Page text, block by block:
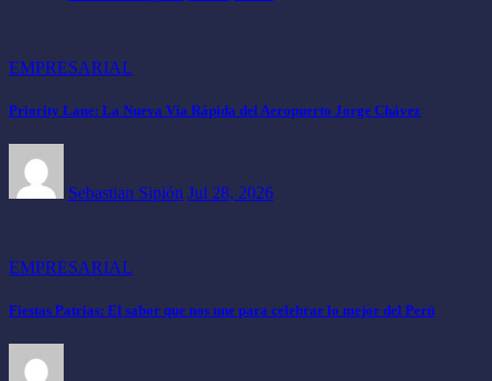
EMPRESARIAL
Priority Lane: La Nueva Vía Rápida del Aeropuerto Jorge Chávez
Sebastian Sipión Jul 28, 2026
EMPRESARIAL
Fiestas Patrias: El sabor que nos une para celebrar lo mejor del Perú